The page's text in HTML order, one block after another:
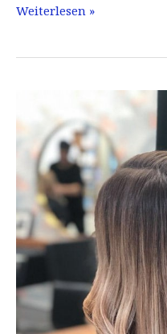
Balayage
:)
Weiterlesen »